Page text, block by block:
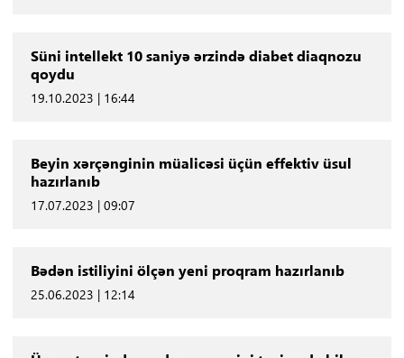
Süni intellekt 10 saniyə ərzində diabet diaqnozu
qoydu
19.10.2023 | 16:44
Beyin xərçənginin müalicəsi üçün effektiv üsul
hazırlanıb
17.07.2023 | 09:07
Bədən istiliyini ölçən yeni proqram hazırlanıb
25.06.2023 | 12:14